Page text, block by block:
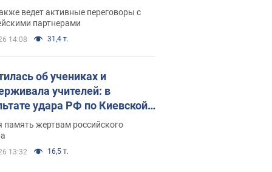
раскрыл подробности
ведет активные переговоры с
партнерами
14:08 31,4 т.
об учениках и
учителей: в
удара РФ по Киевской
погибли директор
лицея, её муж и внук
память жертвам российского
13:32 16,5 т.